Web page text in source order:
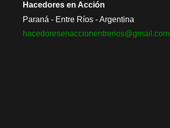
Hacedores en Acción
Paraná - Entre Ríos - Argentina
hacedoresenaccionentrerios@gmail.com